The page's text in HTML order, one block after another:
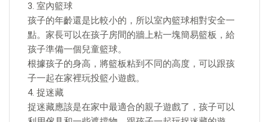
3. 室內籃球
孩子的年齡還是比較小的，所以室內籃球相對安全一
點。家長可以在孩子房間的牆上粘一塊簡易籃板，給
孩子準備一個兒童籃球。
根據孩子的身高，將籃板粘到不同的高度，可以跟孩
子一起在家裡玩投籃小遊戲。
4. 捉迷藏
捉迷藏應該是在家中最適合的親子遊戲了，孩子可以